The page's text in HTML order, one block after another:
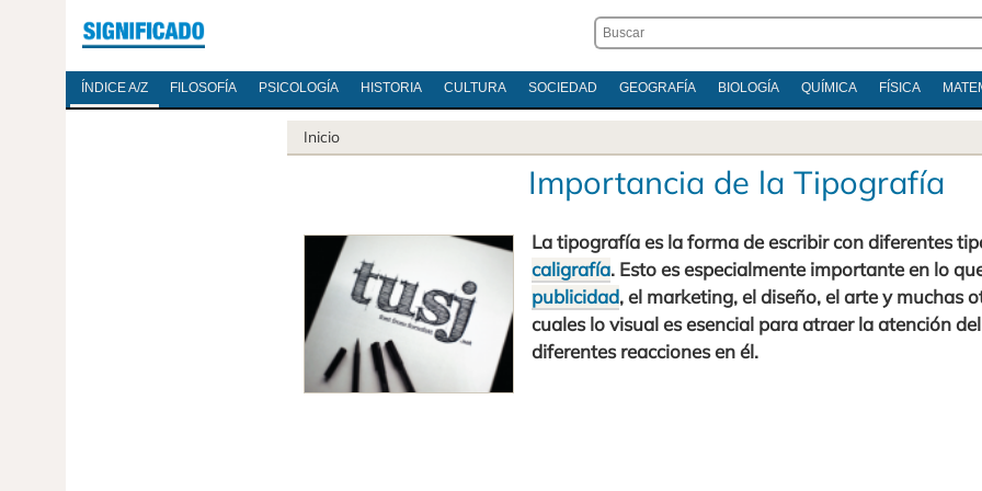
ÍNDICE A/Z FILOSOFÍA PSICOLOGÍA HISTORIA CULTURA SOCIEDAD GEOGRAFÍA BIOLOGÍA QUÍMICA FÍSICA
Inicio
Importancia de la Tipografía
La tipografía es la forma de escribir con diferentes
caligrafía. Esto es especialmente importante en lo
publicidad, el marketing, el diseño, el arte y muchas
cuales lo visual es esencial para atraer la atención
diferentes reacciones en él.